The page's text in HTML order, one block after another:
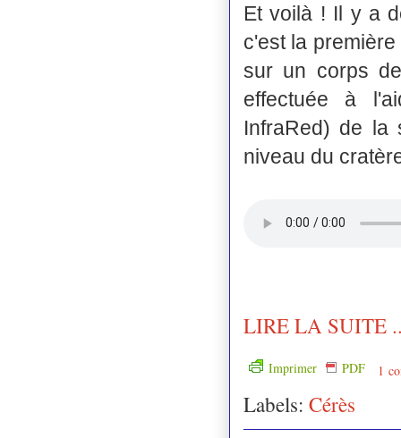
Et voilà ! Il y a
c'est la
sur un corps
effectuée à
InfraRed) de
niveau du
LIRE LA SUITE
Imprimer PDF 1
Labels: Cérès